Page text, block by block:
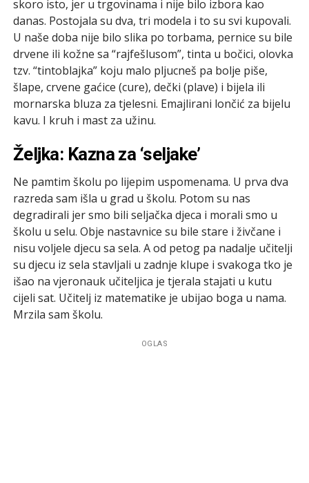
skoro isto, jer u trgovinama i nije bilo izbora kao
danas. Postojala su dva, tri modela i to su svi kupovali.
U naše doba nije bilo slika po torbama, pernice su bile
drvene ili kožne sa “rajfešlusom”, tinta u bočici, olovka
tzv. “tintoblajka” koju malo pljucneš pa bolje piše,
šlape, crvene gaćice (cure), dečki (plave) i bijela ili
mornarska bluza za tjelesni. Emajlirani lončić za bijelu
kavu. I kruh i mast za užinu.
Željka: Kazna za ‘seljake’
Ne pamtim školu po lijepim uspomenama. U prva dva
razreda sam išla u grad u školu. Potom su nas
degradirali jer smo bili seljačka djeca i morali smo u
školu u selu. Obje nastavnice su bile stare i živčane i
nisu voljele djecu sa sela. A od petog pa nadalje učitelji
su djecu iz sela stavljali u zadnje klupe i svakoga tko je
išao na vjeronauk učiteljica je tjerala stajati u kutu
cijeli sat. Učitelj iz matematike je ubijao boga u nama.
Mrzila sam školu.
OGLAS